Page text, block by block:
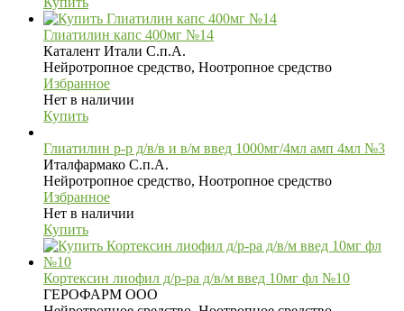
Глиатилин капс 400мг №14
Каталент Итали С.п.А.
Нейротропное средство, Ноотропное средство
Избранное
Нет в наличии
Купить
Глиатилин р-р д/в/в и в/м введ 1000мг/4мл амп 4мл №3
Италфармако С.п.А.
Нейротропное средство, Ноотропное средство
Избранное
Нет в наличии
Купить
Кортексин лиофил д/р-ра д/в/м введ 10мг фл №10
ГЕРОФАРМ ООО